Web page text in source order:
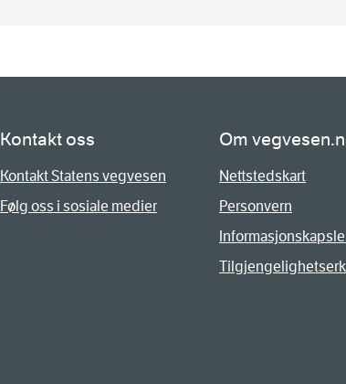
Kontakt oss
Kontakt Statens vegvesen
Følg oss i sosiale medier
Om
Nettstedskart
Personvern